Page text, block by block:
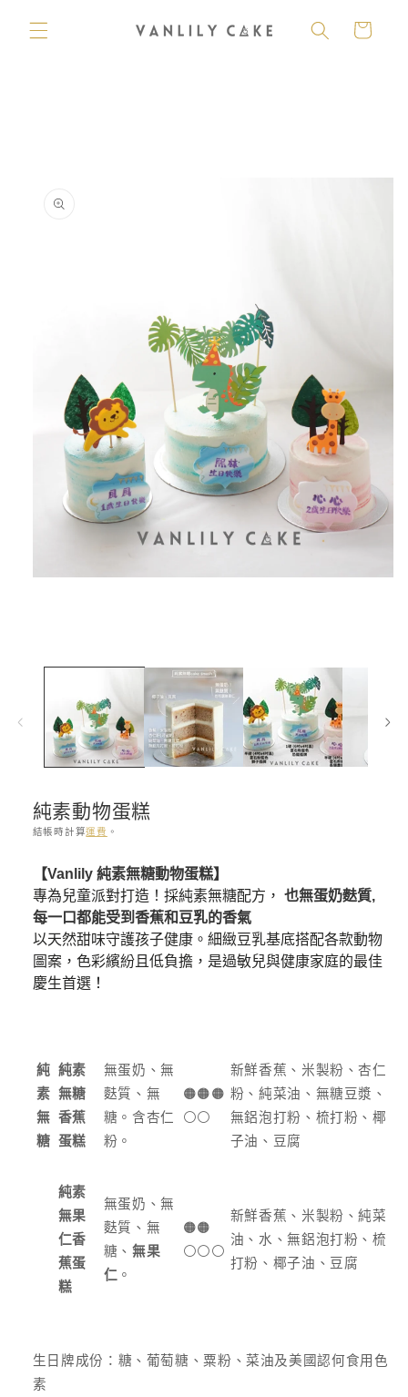
容
物
1
純素動物蛋糕
結帳時計算運費 。
存
貨
單
位
(SKU):
【Vanlily 純素無糖動物蛋糕】
專為兒童派對打造！採純素無糖配方， 也無蛋奶麩質,
每一口都能受到香蕉和豆乳的香氣
以天然甜味守護孩子健康。細緻豆乳基底搭配各款動物
圖案，色彩繽紛且低負擔，是過敏兒與健康家庭的最佳
慶生首選！
純
素
無
糖
純素
無糖
香蕉
蛋糕
無蛋奶、無
麩質、無
糖。含杏仁
粉。
🟠🟠🟠
⚪️⚪️
新鮮香蕉、米製粉、杏仁
粉、純菜油、無糖豆漿、
無鋁泡打粉、梳打粉、椰
子油、豆腐
純素
無果
仁香
蕉蛋
糕
無蛋奶、無
麩質、無
糖、無果
仁 。
🟠🟠
⚪️⚪️⚪️
新鮮香蕉、米製粉、純菜
油、水、無鋁泡打粉、梳
打粉、椰子油、豆腐
生日牌成份：糖、葡萄糖、粟粉、菜油及美國認何食用色
素